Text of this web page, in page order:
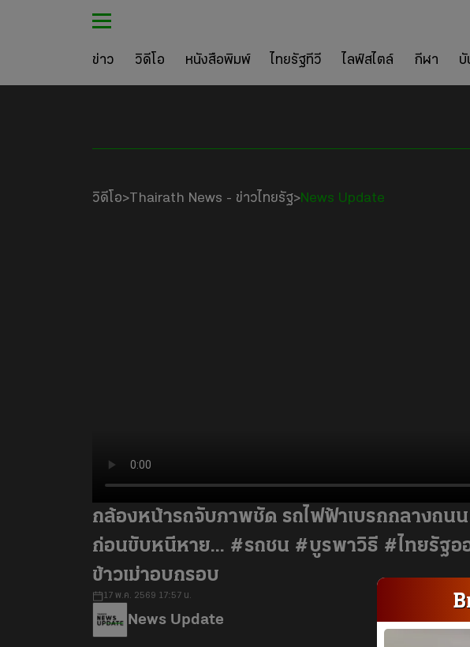
ข่าว วิดีโอ หนังสือพิมพ์ ไทยรัฐทีวี ไลฟ์สไตล์ กีฬา บั
วิดีโอ>Thairath News - ข่าวไทยรัฐ>News Update
กล้องหน้ารถจับภาพชัด รถไฟฟ้าเบรกกลางถน
ก่อนขับหนีหาย... #รถชน #บูรพาวิธี #ไทยรัฐอ
ข้าวเม่าอบกรอบ
17 พ.ค. 2569 17:57 น.
News Update